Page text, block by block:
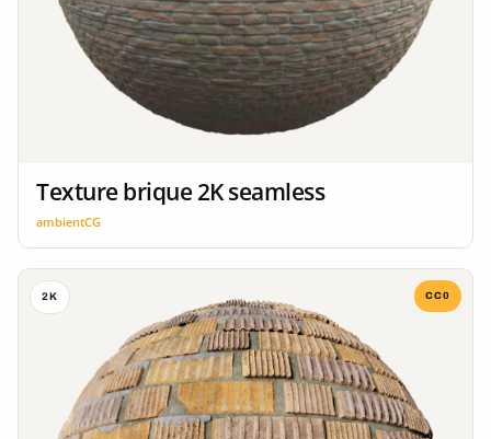
Texture brique 2K seamless
ambientCG
2K CC0